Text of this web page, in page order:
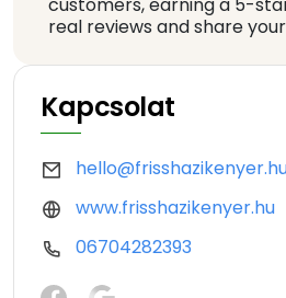
customers, earning a 5-
real reviews and share
Kapcsolat
www.frisshazikenyer.hu
06704282393